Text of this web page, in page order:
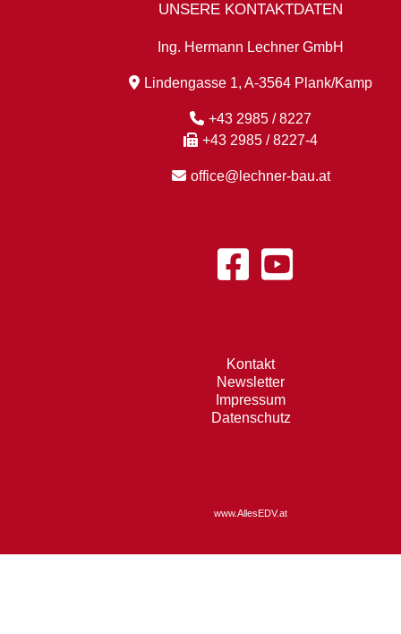
UNSERE KONTAKTDATEN
Ing. Hermann Lechner GmbH
Lindengasse 1, A-3564 Plank/Kamp
+43 2985 / 8227
+43 2985 / 8227-4
office@lechner-bau.at
Kontakt
Newsletter
Impressum
Datenschutz
www.AllesEDV.at